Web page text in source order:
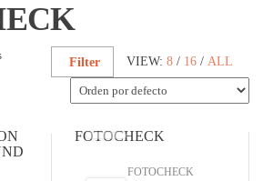
VIEW: 8 / 16 / ALL
Filter
FOTOCHECK
FOTOCHECK